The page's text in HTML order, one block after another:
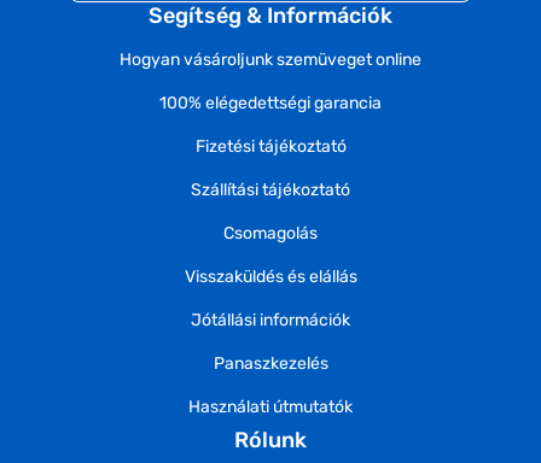
Segítség & Információk
Hogyan vásároljunk szemüveget online
100% elégedettségi garancia
Fizetési tájékoztató
Szállítási tájékoztató
Csomagolás
Visszaküldés és elállás
Jótállási információk
Panaszkezelés
Használati útmutatók
Rólunk